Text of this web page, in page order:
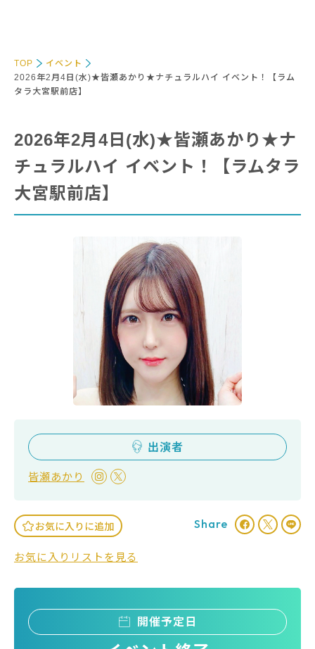
TOP
イベント
2026年2月4日(水)★皆瀬あかり★ナチュラルハイ イベント！【ラム
タラ大宮駅前店】
2026年2月4日(水)★皆瀬あかり★ナ
チュラルハイ イベント！【ラムタラ
大宮駅前店】
出演者
皆瀬あかり
お気に入りに追加
お気に入りリストを見る
Share
開催予定日